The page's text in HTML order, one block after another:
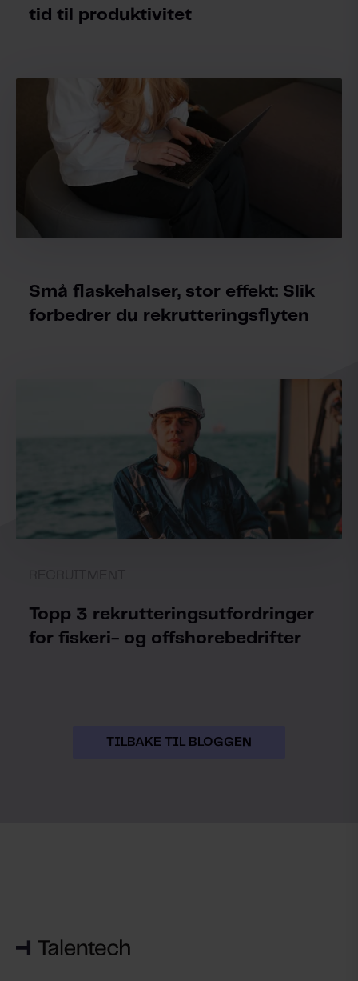
tid til produktivitet
Små flaskehalser, stor effekt: Slik
forbedrer du rekrutteringsflyten
Topp 3 rekrutteringsutfordringer
for fiskeri- og offshorebedrifter
TILBAKE TIL BLOGGEN